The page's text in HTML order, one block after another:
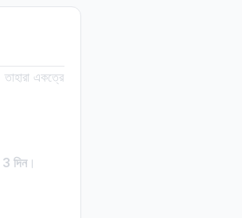
একত্রে
3 দিন।